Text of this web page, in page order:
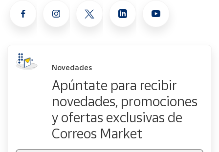
Novedades
Apúntate para recibir
novedades, promociones
y ofertas exclusivas de
Correos Market